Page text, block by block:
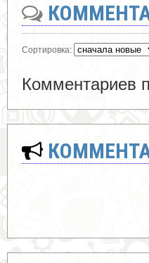
Сортировка:
Комментариев